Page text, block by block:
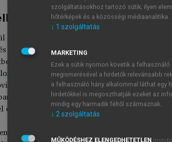
a fenti modelltől jól elkülöníthető a volt
nem privatizációra!) létrehozott
a privatizációgyorsítás érdekében,
formában fogalmazták meg. Ezt
nevén:Treuhand) még az értékesítés
lévő peres ügyek, környezeti károk és
operálni. Jogi és gazdasági szempontból is
külön törvény nem részletezte, a
szolgáltatásokhoz tartozó sütik; ilyen
hőtérképek és a közösségi médiaanalitika.
↓ 1 szolgáltatás
MARKETING
Ezek a sütik nyomon követik a
megismerésével a hirdetők relevánsabb
a felhasználó hány alkalommal láthat egy
hirdetőkkel is megoszthatják ezeket az
mindig egy harmadik féltől származnak.
↓ 2szolgáltatás
MŰKÖDÉSHEZ ELENGEDHETETLEN